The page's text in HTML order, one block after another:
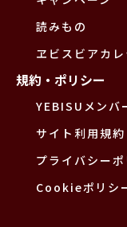
読みもの
ヱビスビアカレ
規約・ポリシー
YEBISUメンバ
サイト利用規約
プライバシーポ
Cookieポリシ